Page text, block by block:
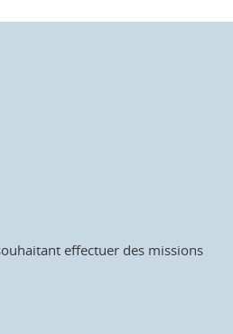
effectuer des missions